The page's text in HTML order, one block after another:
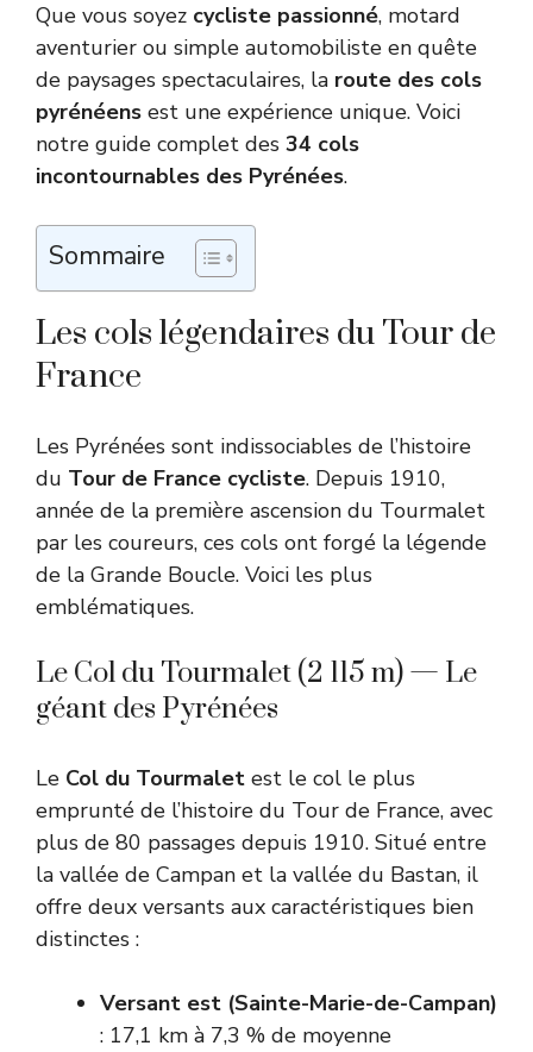
Que vous soyez cycliste passionné, motard
aventurier ou simple automobiliste en quête
de paysages spectaculaires, la route des cols
pyrénéens est une expérience unique. Voici
notre guide complet des 34 cols
incontournables des Pyrénées.
Sommaire
Les cols légendaires du Tour de
France
Les Pyrénées sont indissociables de l’histoire
du Tour de France cycliste. Depuis 1910,
année de la première ascension du Tourmalet
par les coureurs, ces cols ont forgé la légende
de la Grande Boucle. Voici les plus
emblématiques.
Le Col du Tourmalet (2 115 m) — Le
géant des Pyrénées
Le Col du Tourmalet est le col le plus
emprunté de l’histoire du Tour de France, avec
plus de 80 passages depuis 1910. Situé entre
la vallée de Campan et la vallée du Bastan, il
offre deux versants aux caractéristiques bien
distinctes :
Versant est (Sainte-Marie-de-Campan)
: 17,1 km à 7,3 % de moyenne